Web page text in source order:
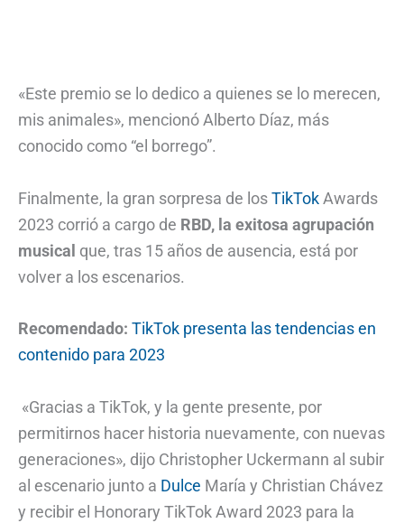
«Este premio se lo dedico a quienes se lo merecen,
mis animales», mencionó Alberto Díaz, más
conocido como “el borrego”.
Finalmente, la gran sorpresa de losTikTok Awards
2023 corrió a cargo de RBD, la exitosa agrupación
musical que, tras 15 años de ausencia, está por
volver a los escenarios.
Recomendado: TikTok presenta las tendencias en
contenido para 2023
«Gracias a TikTok, y la gente presente, por
permitirnos hacer historia nuevamente, con nuevas
generaciones», dijo Christopher Uckermann al subir
al escenario junto a Dulce María y Christian Chávez
y recibir el Honorary TikTok Award 2023 para la